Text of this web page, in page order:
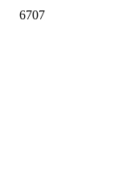
6707